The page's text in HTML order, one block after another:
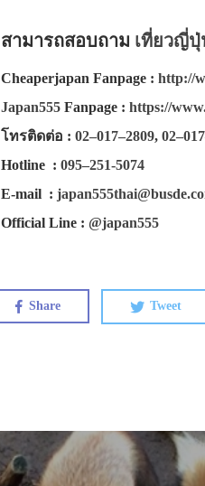
สามารถสอบถาม เที่ยวญี่ปุ่
Cheaperjapan Fanpage : http://
Japan555 Fanpage : https://
โทรติดต่อ : 02–017–2809,
Hotline : 095–251-5074
E-mail :
Official Line : @japan555
Share Tweet